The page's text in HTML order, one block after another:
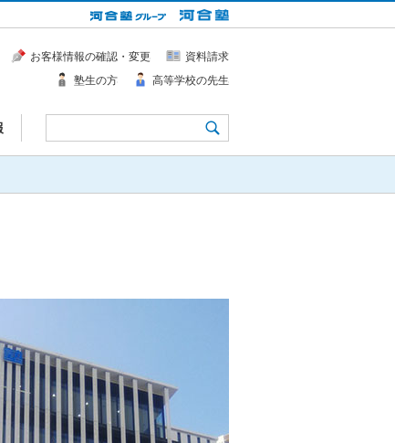
お客様情報の確認・変更
資料請求
塾生の方
高等学校の先生